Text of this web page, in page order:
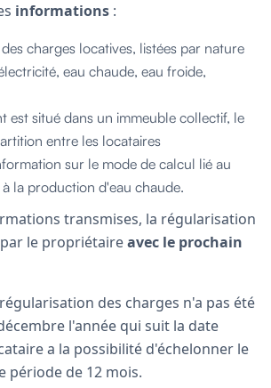
informations :
charges locatives, listées par nature
eau chaude, eau froide,
est situé dans un immeuble collectif, le
entre les locataires
sur le mode de calcul lié au
la production d'eau chaude.
transmises, la régularisation
le propriétaireavec le prochain
des charges n'a pas été
l'année qui suit la date
a la possibilité d'échelonner le
période de 12 mois.